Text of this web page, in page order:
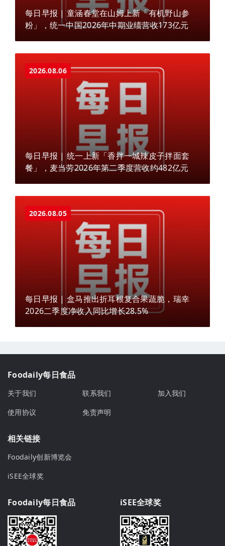
每日早报 | 童涵春堂在山姆上新「有机野山参
粉」，统一中国2026年中期业绩营收173亿元
2026.08.06
每日早报 | 统一上新「香拌一城辣皮子拌面套
餐」，麦当劳2026年第二季度营收约482亿元
2026.08.05
每日早报 | 盒马推出折耳根复合果蔬脆，瑞幸
2026二季度净收入同比增长28.5%
Foodaily每日食品
关于我们 联系我们
加入我们
使用协议
免责声明
相关链接
Foodaily创新博览会
iSEE全球奖
Foodaily每日食品 iSEE全球奖